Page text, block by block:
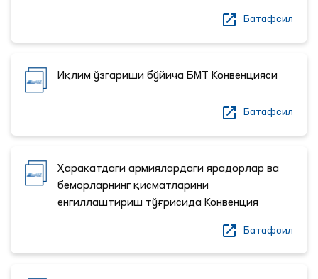
Батафсил
Иқлим ўзгариши бўйича БМТ Конвенцияси
Батафсил
Ҳаракатдаги армиялардаги ярадорлар ва
беморларнинг қисматларини
енгиллаштириш тўғрисида Конвенция
Батафсил